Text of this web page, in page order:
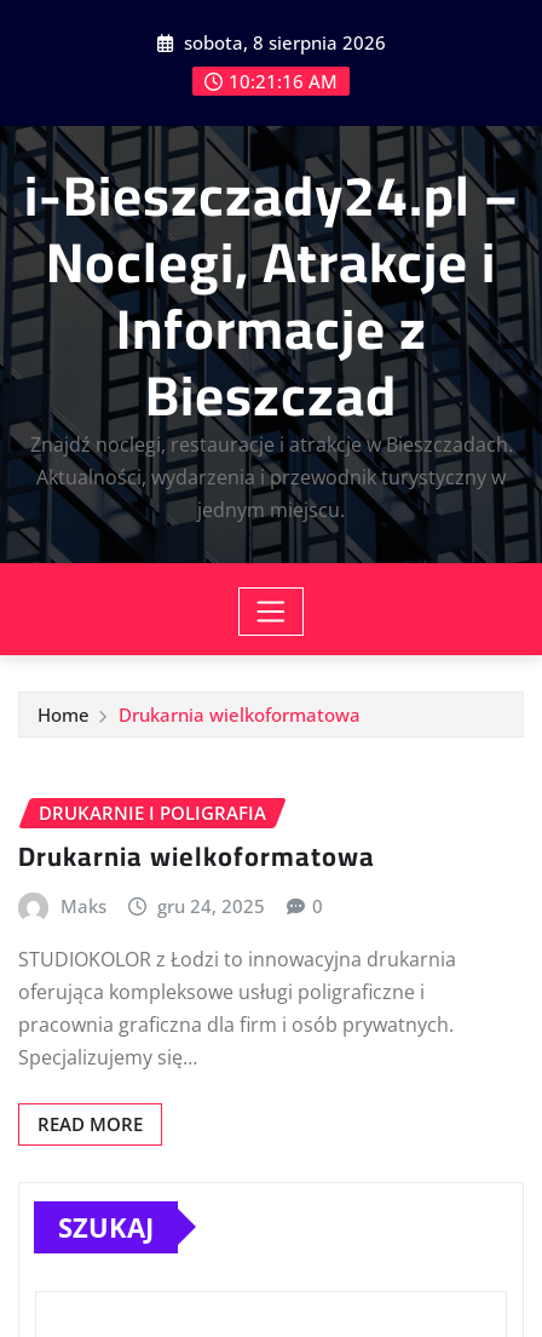
sobota, 8 sierpnia 2026
10:21:16 AM
i-Bieszczady24.pl –
Noclegi, Atrakcje i
Informacje z
Bieszczad
Znajdź noclegi, restauracje i atrakcje w Bieszczadach.
Aktualności, wydarzenia i przewodnik turystyczny w
jednym miejscu.
Home Drukarnia wielkoformatowa
DRUKARNIE I POLIGRAFIA
Drukarnia wielkoformatowa
Maks gru 24, 2025 0
STUDIOKOLOR z Łodzi to innowacyjna drukarnia
oferująca kompleksowe usługi poligraficzne i
pracownia graficzna dla firm i osób prywatnych.
Specjalizujemy się…
READ MORE
SZUKAJ